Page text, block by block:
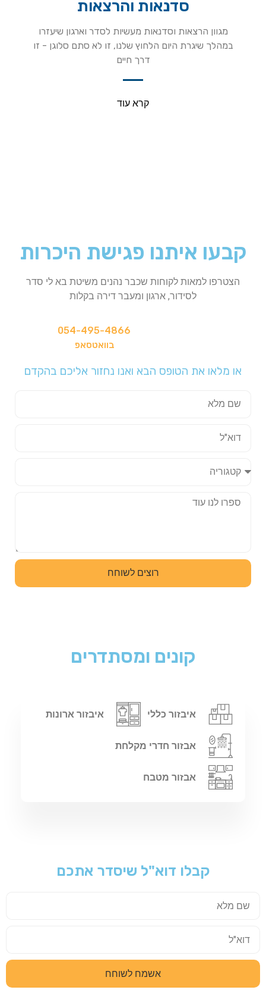
סדנאות והרצאות
מגוון הרצאות וסדנאות מעשיות לסדר וארגון שיעזרו
במהלך שיגרת היום הלחוץ שלנו, זו לא סתם סלוגן - זו
דרך חיים
קרא עוד
קבעו איתנו פגישת היכרות
הצטרפו למאות לקוחות שכבר נהנים משיטת בא לי סדר
לסידור, ארגון ומעבר דירה בקלות
054-495-4866
בוואטסאפ
או מלאו את הטופס הבא ואנו נחזור אליכם בהקדם
רוצים לשוחח
קונים ומסתדרים
איבזור כללי איבזור ארונות
אבזור חדרי מקלחת
אבזור מטבח
קבלו דוא"ל שיסדר אתכם
אשמח לשוחח